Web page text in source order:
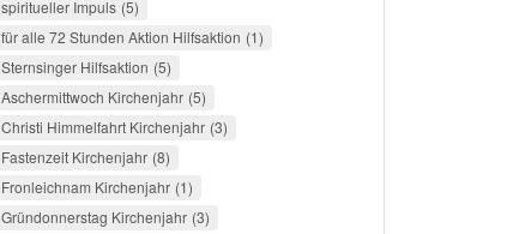
spiritueller Impuls 5
für alle 72 Stunden Aktion Hilfsaktion 1
Sternsinger Hilfsaktion 5
Aschermittwoch Kirchenjahr 5
Christi Himmelfahrt Kirchenjahr 3
Fastenzeit Kirchenjahr 8
Fronleichnam Kirchenjahr 1
Gründonnerstag Kirchenjahr 3